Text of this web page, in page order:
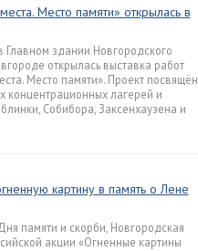
Место памяти» открылась в
Главном здании Новгородского
открылась выставка работ
Место памяти». Проект посвящён
концентрационных лагерей и
Собибора, Заксенхаузена и
картину в память о Лене
памяти и скорби, Новгородская
акции «Огненные картины